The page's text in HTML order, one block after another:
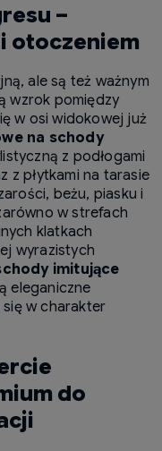
–
otoczeniem
ale są też ważnym
wzrok pomiędzy
w osi widokowej już
na schody
z podłogami
z płytkami na tarasie
beżu, piasku i
w strefach
klatkach
wyrazistych
imitujące
eleganiczne
w charakter
do